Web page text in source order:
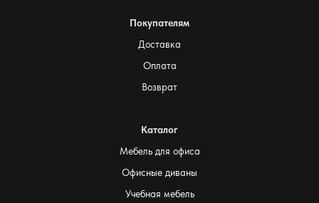
Покупателям
Доставка
Оплата
Возврат
Каталог
Мебель для офиса
Офисные диваны
Учебная мебель